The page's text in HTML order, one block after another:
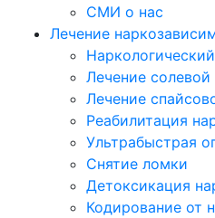
СМИ о нас
Лечение
Лечение
Лечение
Реабилитация
Ультрабыстрая
Снятие ломки
Детоксикация
Кодирование от